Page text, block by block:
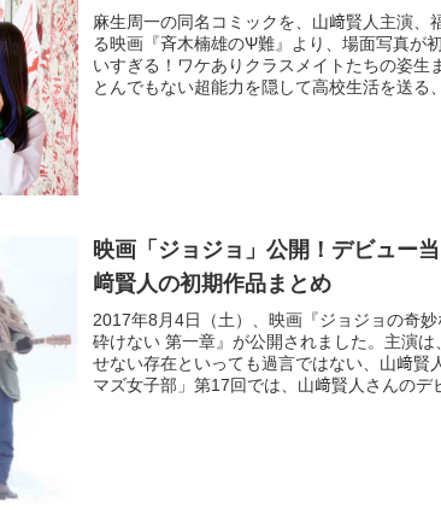
麻生周一の同名コミックを、山﨑賢人主演、
る映画『斉木楠雄のѰ難』より、場面写真が
いすぎる！ワケありクラスメイトたちの姿生
とんでもない超能力を隠して高校生活を送る
映画「ジョジョ」公開！デビュー
﨑賢人の初期作品まとめ
2017年8月4日（土）、映画『ジョジョの奇
砕けない 第一章』が公開されました。主演
せない存在といっても過言ではない、山﨑賢
マズ女子部」第17回では、山﨑賢人さんのデ